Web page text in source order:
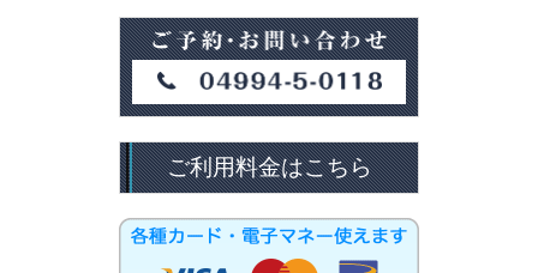
ご利用料金はこちら